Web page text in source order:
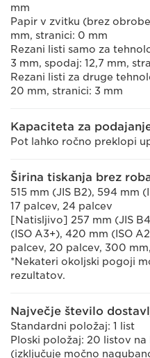
mm
Papir v zvitku (brez
mm, stranici: 0 mm
Rezani listi samo za
3 mm, spodaj: 12,7 mm,
Rezani listi za druge
20 mm, stranici: 3 mm
Kapaciteta za
Pot lahko ročno preklopi
Širina tiskanja brez
515 mm (JIS B2), 594 mm
17 palcev, 24 palcev
[Natisljivo] 257 mm (JIS
(ISO A3+), 420 mm (ISO
palcev, 20 palcev, 300
*Nekateri okoljski pogoji
rezultatov.
Največje število
Standardni položaj: 1 list
Ploski položaj: 20 listov
(izključuje močno